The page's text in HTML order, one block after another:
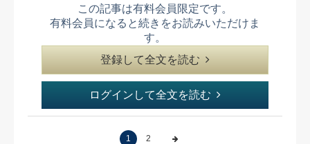
この記事は有料会員限定です。
有料会員になると続きをお読みいただけま
す。
登録して全文を読む
ログインして全文を読む
1 2